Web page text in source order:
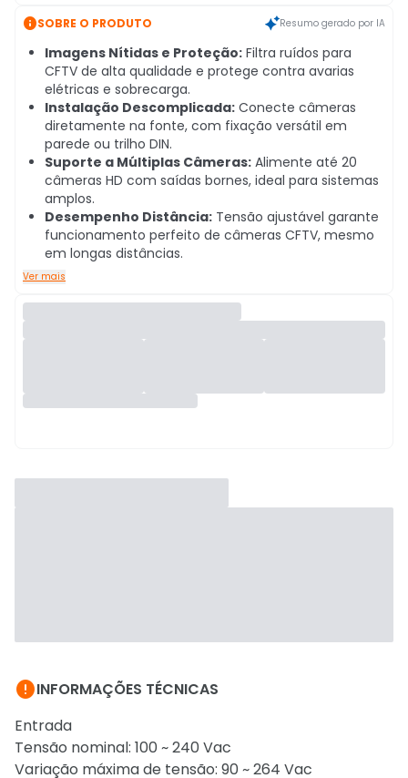
SOBRE O PRODUTO Resumo gerado por IA
Imagens Nítidas e Proteção: Filtra ruídos para
CFTV de alta qualidade e protege contra avarias
elétricas e sobrecarga.
Instalação Descomplicada: Conecte câmeras
diretamente na fonte, com fixação versátil em
parede ou trilho DIN.
Suporte a Múltiplas Câmeras: Alimente até 20
câmeras HD com saídas bornes, ideal para sistemas
amplos.
Desempenho Distância: Tensão ajustável garante
funcionamento perfeito de câmeras CFTV, mesmo
em longas distâncias.
Ver mais
INFORMAÇÕES TÉCNICAS
Entrada
Tensão nominal: 100 ~ 240 Vac
Variação máxima de tensão: 90 ~ 264 Vac